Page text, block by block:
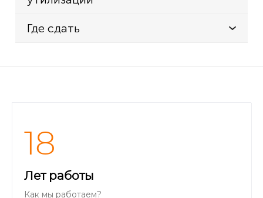
Где сдать
18
Лет работы
Как мы работаем?